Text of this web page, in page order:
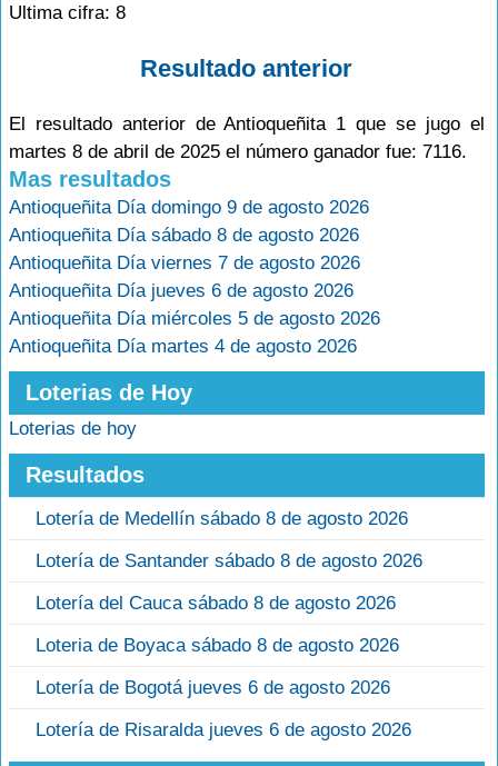
Ultima cifra: 8
Resultado anterior
El resultado anterior de Antioqueñita 1 que se jugo el
martes 8 de abril de 2025 el número ganador fue: 7116.
Mas resultados
Antioqueñita Día domingo 9 de agosto 2026
Antioqueñita Día sábado 8 de agosto 2026
Antioqueñita Día viernes 7 de agosto 2026
Antioqueñita Día jueves 6 de agosto 2026
Antioqueñita Día miércoles 5 de agosto 2026
Antioqueñita Día martes 4 de agosto 2026
Loterias de Hoy
Loterias de hoy
Resultados
Lotería de Medellín sábado 8 de agosto 2026
Lotería de Santander sábado 8 de agosto 2026
Lotería del Cauca sábado 8 de agosto 2026
Loteria de Boyaca sábado 8 de agosto 2026
Lotería de Bogotá jueves 6 de agosto 2026
Lotería de Risaralda jueves 6 de agosto 2026